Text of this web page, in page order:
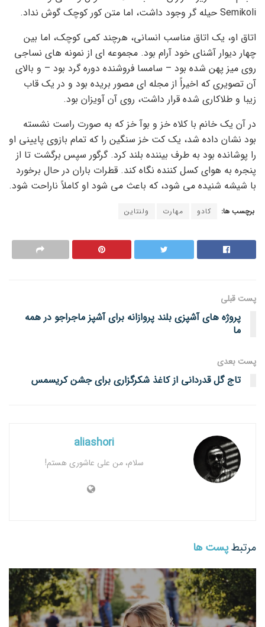
Semikoli حیله گر وجود داشت، اما متن کور کوچک گوش نداد.
اتاق او، یک اتاق مناسب انسانی، هرچند کمی کوچک، اما بین
چهار دیوار آشنای خود آرام بود. مجموعه ای از نمونه های نساجی
روی میز پهن شده بود – سامسا فروشنده دوره گرد بود – و بالای
آن تصویری که اخیراً از مجله ای مصور بریده بود و در یک قاب
زیبا و طلاکاری شده قرار داشت، روی آن آویزان بود.
در آن یک خانم با کلاه خز و بوآ خز که به صورت راست نشسته
بود نشان داده شد، یک کت خز سنگین را که تمام بازوی پایینی او
را پوشانده بود به طرف بیننده بلند کرد. گرگور سپس برگشت تا از
پنجره به هوای کسل کننده نگاه کند. قطرات باران در حال برخورد
با شیشه شنیده می شود، که باعث می شود او کاملاً ناراحت شود.
برچسب ها: کادو مهارت ولنتاین
پست قبلی
پروژه های آشپزی بلند پروازانه برای آشپز ماجراجو در همه
ما
پست‌ بعدی
تاج گل قدردانی از کاغذ شکرگزاری برای جشن کریسمس
aliashori
سلام، من علی عاشوری هستم!
مرتبطپست ها